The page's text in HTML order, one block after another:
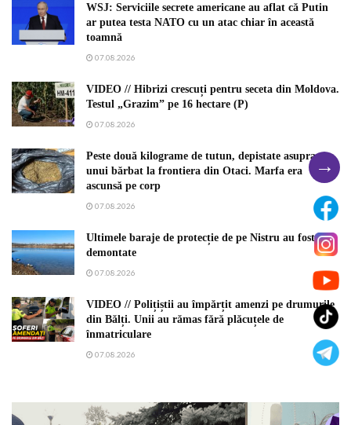
WSJ: Serviciile secrete americane au aflat că Putin
ar putea testa NATO cu un atac chiar în această
toamnă
07.08.2026
VIDEO // Hibrizi crescuți pentru seceta din Moldova.
Testul „Grazim” pe 16 hectare (P)
07.08.2026
Peste două kilograme de tutun, depistate asupra
unui bărbat la frontiera din Otaci. Marfa era
ascunsă pe corp
07.08.2026
Ultimele baraje de protecție de pe Nistru au fost
demontate
07.08.2026
VIDEO // Polițiștii au împărțit amenzi pe drumurile
din Bălți. Unii au rămas fără plăcuțele de
înmatriculare
07.08.2026
→